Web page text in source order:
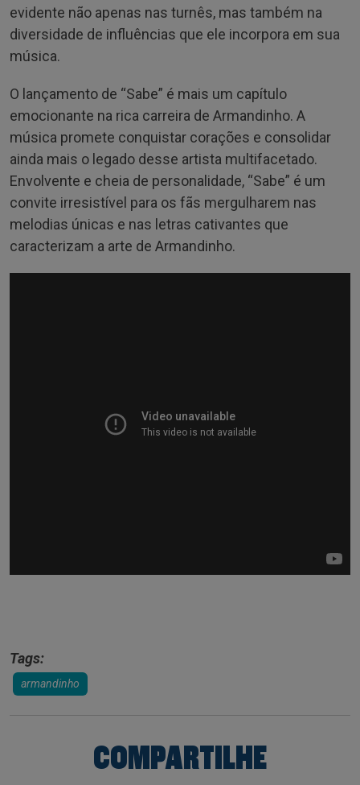
evidente não apenas nas turnês, mas também na
diversidade de influências que ele incorpora em sua
música.
O lançamento de “Sabe” é mais um capítulo
emocionante na rica carreira de Armandinho. A
música promete conquistar corações e consolidar
ainda mais o legado desse artista multifacetado.
Envolvente e cheia de personalidade, “Sabe” é um
convite irresistível para os fãs mergulharem nas
melodias únicas e nas letras cativantes que
caracterizam a arte de Armandinho.
Tags:
armandinho
COMPARTILHE